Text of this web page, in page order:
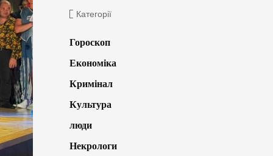
Категорії
Гороскоп
Економіка
Кримінал
Культура
люди
Некрологи